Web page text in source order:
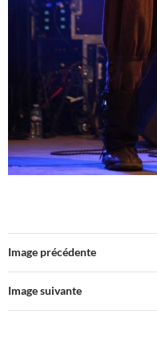
Image précédente
Image suivante